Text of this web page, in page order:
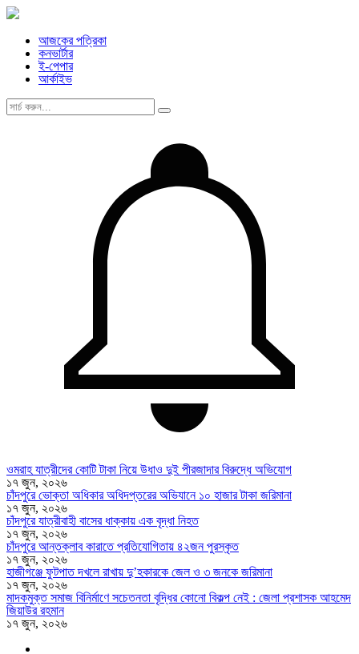
আজকের পত্রিকা
কনভার্টার
ই-পেপার
আর্কাইভ
ওমরাহ যাত্রীদের কোটি টাকা নিয়ে উধাও দুই পীরজাদার বিরুদ্ধে অভিযোগ
১৭ জুন, ২০২৬
চাঁদপুরে ভোক্তা অধিকার অধিদপ্তরের অভিযানে ১০ হাজার টাকা জরিমানা
১৭ জুন, ২০২৬
চাঁদপুরে যাত্রীবাহী বাসের ধাক্কায় এক বৃদ্ধা নিহত
১৭ জুন, ২০২৬
চাঁদপুরে আন্তক্লাব কারাতে প্রতিযোগিতায় ৪২জন পুরস্কৃত
১৭ জুন, ২০২৬
হাজীগঞ্জে ফুটপাত দখলে রাখায় দু’হকারকে জেল ও ৩ জনকে জরিমানা
১৭ জুন, ২০২৬
মাদকমুক্ত সমাজ বিনির্মাণে সচেতনতা বৃদ্ধির কোনো বিকল্প নেই : জেলা প্রশাসক আহমেদ
জিয়াউর রহমান
১৭ জুন, ২০২৬